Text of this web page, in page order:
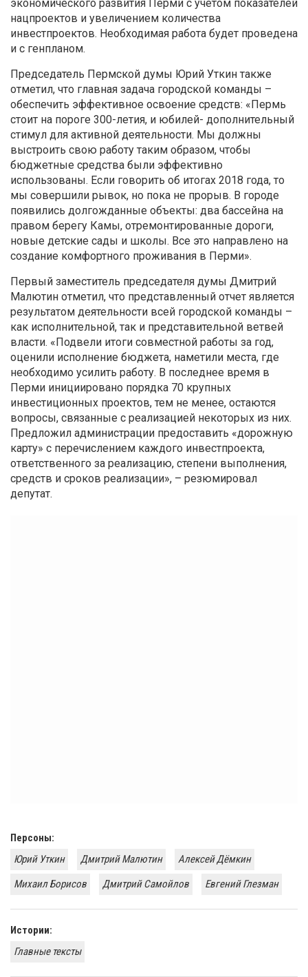
экономического развития Перми с учетом показателей
нацпроектов и увеличением количества
инвестпроектов. Необходимая работа будет проведена
и с генпланом.
Председатель Пермской думы Юрий Уткин также
отметил, что главная задача городской команды –
обеспечить эффективное освоение средств: «Пермь
стоит на пороге 300-летия, и юбилей- дополнительный
стимул для активной деятельности. Мы должны
выстроить свою работу таким образом, чтобы
бюджетные средства были эффективно
использованы. Если говорить об итогах 2018 года, то
мы совершили рывок, но пока не прорыв. В городе
появились долгожданные объекты: два бассейна на
правом берегу Камы, отремонтированные дороги,
новые детские сады и школы. Все это направлено на
создание комфортного проживания в Перми».
Первый заместитель председателя думы Дмитрий
Малютин отметил, что представленный отчет является
результатом деятельности всей городской команды –
как исполнительной, так и представительной ветвей
власти. «Подвели итоги совместной работы за год,
оценили исполнение бюджета, наметили места, где
необходимо усилить работу. В последнее время в
Перми инициировано порядка 70 крупных
инвестиционных проектов, тем не менее, остаются
вопросы, связанные с реализацией некоторых из них.
Предложил администрации предоставить «дорожную
карту» с перечислением каждого инвестпроекта,
ответственного за реализацию, степени выполнения,
средств и сроков реализации», – резюмировал
депутат.
Персоны:
Юрий Уткин
Дмитрий Малютин
Алексей Дёмкин
Михаил Борисов
Дмитрий Самойлов Евгений Глезман
Истории:
Главные тексты